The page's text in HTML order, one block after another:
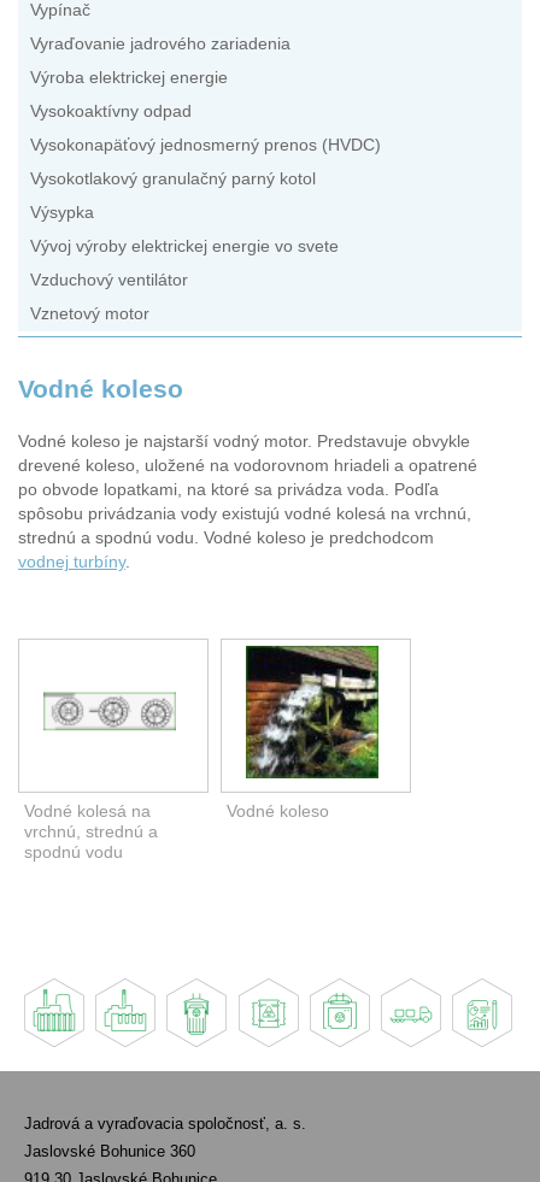
Vypínač
Vyraďovanie jadrového zariadenia
Výroba elektrickej energie
Vysokoaktívny odpad
Vysokonapäťový jednosmerný prenos (HVDC)
Vysokotlakový granulačný parný kotol
Výsypka
Vývoj výroby elektrickej energie vo svete
Vzduchový ventilátor
Vznetový motor
Vodné koleso
Vodné koleso je najstarší vodný motor. Predstavuje obvykle
drevené koleso, uložené na vodorovnom hriadeli a opatrené
po obvode lopatkami, na ktoré sa privádza voda. Podľa
spôsobu privádzania vody existujú vodné kolesá na vrchnú,
strednú a spodnú vodu. Vodné koleso je predchodcom
vodnej turbíny.
Vodné kolesá na
vrchnú, strednú a
spodnú vodu
Vodné koleso
Jadrová a vyraďovacia spoločnosť, a. s.
Jaslovské Bohunice 360